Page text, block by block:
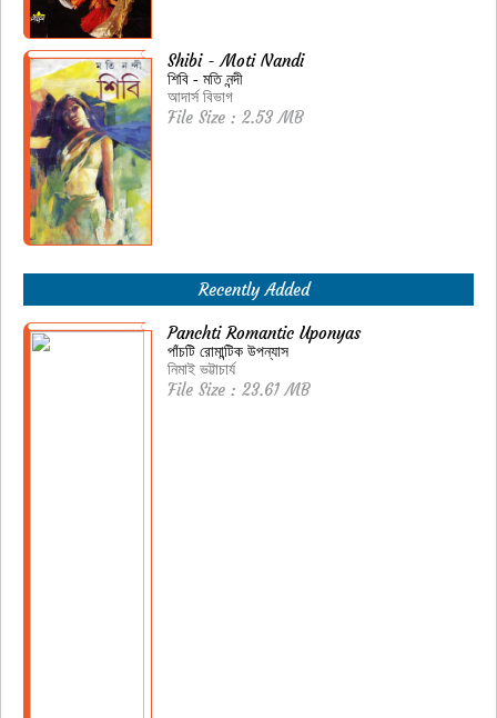
Shibi - Moti Nandi
শিবি - মতি নন্দী
আদার্স বিভাগ
File Size : 2.53 MB
Recently Added
Panchti Romantic Uponyas
পাঁচটি রোমান্টিক উপন্যাস
নিমাই ভট্টাচার্য
File Size : 23.61 MB